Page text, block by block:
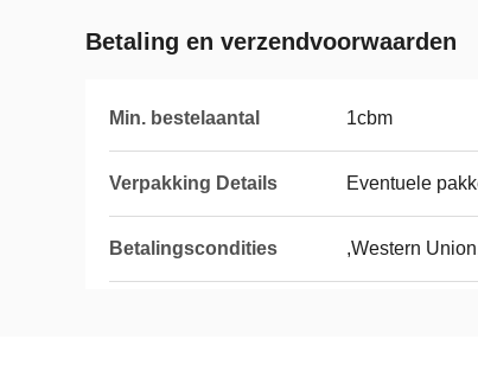
Betaling en verzendvoorwaarden
Min. bestelaantal 1cbm
Verpakking Details Eventuele
Betalingscondities ,Western